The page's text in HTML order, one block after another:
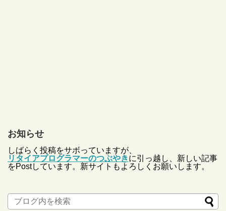
お知らせ
しばらく投稿をサボっていますが、
リタイアプログラマーのつぶやきに引っ越し、新しい記事
をPostしています。新サイトもよろしくお願いします。